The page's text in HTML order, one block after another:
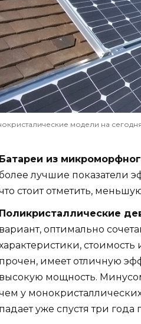
модели на
Батареи из
лучшие показатели
стоит отметить,
Поликристаллические
вариант, оптимально
прочен, имеет отличную
высокую мощность.
у
падает уже спустя три года